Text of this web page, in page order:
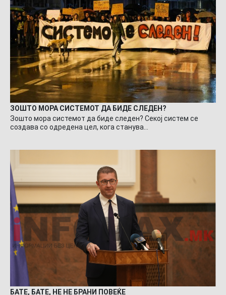
ЗОШТО МОРА СИСТЕМОТ ДА БИДЕ СЛЕДЕН?
Зошто мора системот да биде следен? Секој систем се
создава со одредена цел, кога станува…
БАТЕ, БАТЕ, НЕ НЕ БРАНИ ПОВЕЌЕ